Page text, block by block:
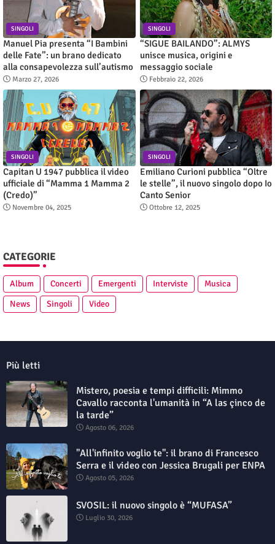
SINGOLI
Manuel Pia presenta “I Bambini
delle Fate”: un brano dedicato
alla consapevolezza sull’autismo
Marzo 27, 2026
SINGOLI
“SIGUE BAILANDO”: ALMYS
unisce musica, origini e
messaggio sociale
Febbraio 22, 2026
SINGOLI
Capitan U 1947 pubblica il video
ufficiale di “Mamma 1 Mamma 2
(Credo)”
Novembre 04, 2025
SINGOLI
Emiliano Curioni pubblica “Oltre
le stelle”, il nuovo singolo dopo Io
Canto Senior
Ottobre 12, 2025
CATEGORIE
Album Concerti Emergenti Interviste
Musica
News
Singoli Video
Più letti
Mistero, poesia e tempi difficili: Mimmo
Cavallo racconta l'umanità in “A las çinco de
la tarde”
Agosto 06, 2026
"All'infinito voglio te": il brano di Francesco
Serra e il video con Jessica Brugali per ENPA
Agosto 05, 2026
SVOSIL: il nuovo singolo è “MUFASA”
Luglio 30, 2026